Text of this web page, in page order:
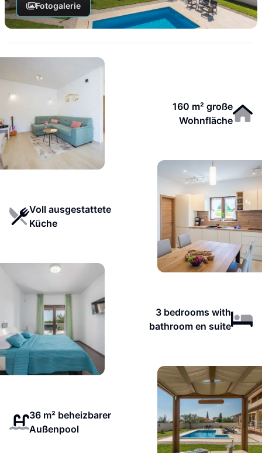
Fotogalerie
160 m² große
Wohnfläche
Voll ausgestattete
Küche
3 bedrooms with
bathroom en suite
36 m² beheizbarer
Außenpool